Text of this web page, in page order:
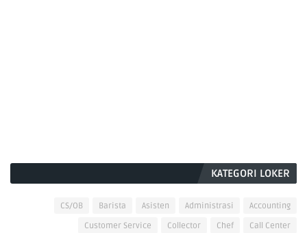
KATEGORI LOKER
Accounting
Administrasi
Asisten
Barista
CS/OB
Call Center
Chef
Collector
Customer Service